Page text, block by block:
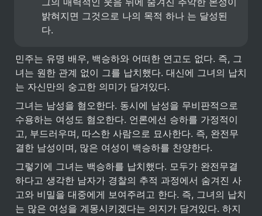
밝혀지면 그것으로 나의 목적 하나 는 달성된
다.
민주는 유명 배우, 백승하와 어떠한 연고도 없다. 즉, 그
녀는 원한 관계 없이 그를 납치했다. 대신에 그녀의 납치
는 자신만의 숭고한 의미가 담겨있다.
그녀는 남성을 혐오한다. 동시에 남성을 무비판적으로
수용하는 여성도 혐오한다. 언론에선 승하를 가정적이
고, 부드러우며, 따스한 사람으로 묘사한다. 즉, 완전무
결한 남성이며, 많은 여성이 백승하를 찬양한다.
그렇기에 그녀는 백승하를 납치했다. 모두가 완전무결
하다고 생각한 남자가 경찰의 추적 과정에서 숨겨진 사
고와 비밀을 대중에게 보여주려고 한다. 즉, 그녀의 납치
는 많은 여성을 계몽시키겠다는 의지가 담겨있다. 하지